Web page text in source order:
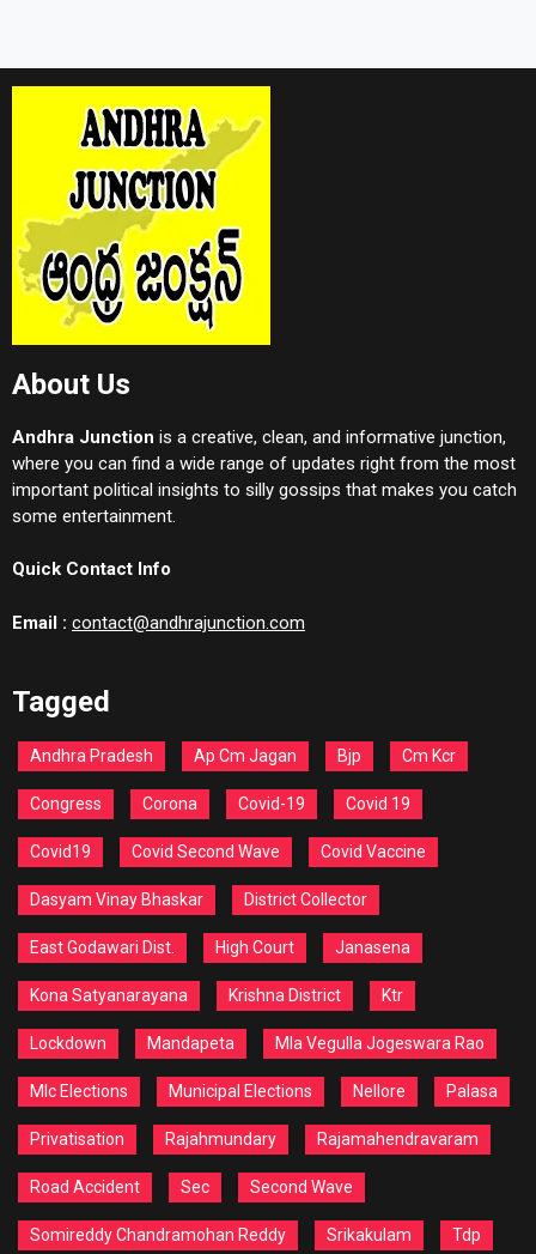
About Us
Andhra Junction is a creative, clean, and informative junction,
where you can find a wide range of updates right from the most
important political insights to silly gossips that makes you catch
some entertainment.
Quick Contact Info
Email : contact@andhrajunction.com
Tagged
Andhra Pradesh Ap Cm Jagan Bjp Cm Kcr
Congress Corona Covid-19 Covid 19
Covid19 Covid Second Wave Covid Vaccine
Dasyam Vinay Bhaskar District Collector
East Godawari Dist. High Court Janasena
Kona Satyanarayana Krishna District Ktr
Lockdown Mandapeta Mla Vegulla Jogeswara Rao
Mlc Elections Municipal Elections Nellore Palasa
Privatisation Rajahmundary Rajamahendravaram
Road Accident Sec Second Wave
Somireddy Chandramohan Reddy Srikakulam Tdp